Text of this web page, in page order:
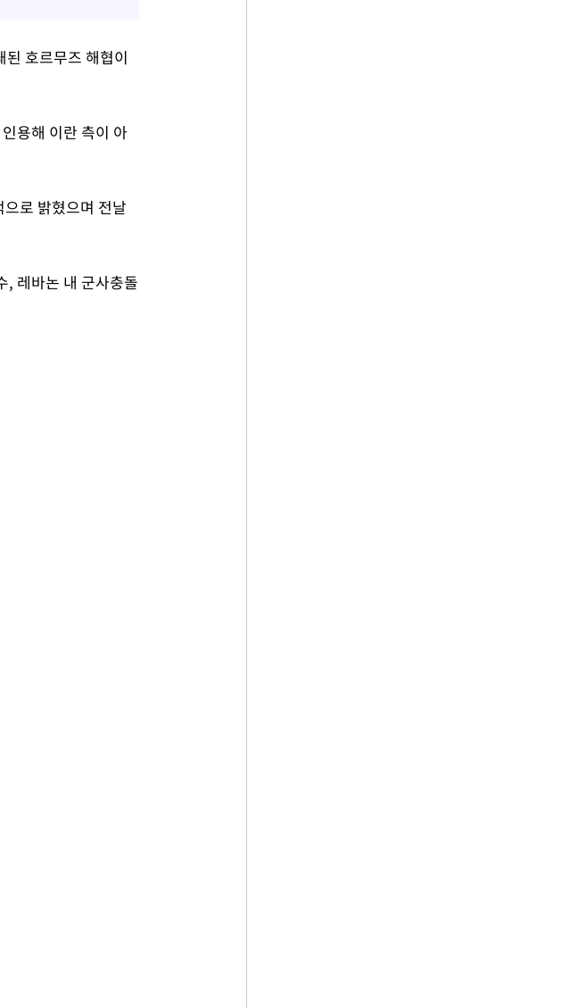
호르무즈 해협이
용해 이란 측이 아
로 밝혔으며 전날
, 레바논 내 군사충돌